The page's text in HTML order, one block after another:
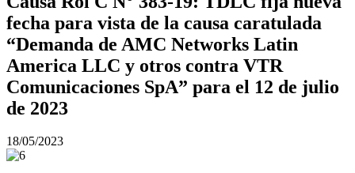
fecha para vista de la causa caratulada
“Demanda de AMC Networks Latin
America LLC y otros contra VTR
Comunicaciones SpA” para el 12 de julio
de 2023
18/05/2023